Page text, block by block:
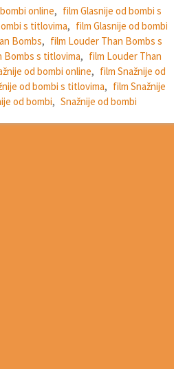
online, film Glasnije od bombi s
s titlovima, film Glasnije od bombi
Bombs, film Louder Than Bombs s
Bombs s titlovima, film Louder Than
od bombi online, film Snažnije od
od bombi s titlovima, film Snažnije
od bombi, Snažnije od bombi